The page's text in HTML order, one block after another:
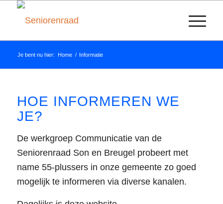
Je bent nu hier: Home / Informatie
HOE INFORMEREN WE
JE?
De werkgroep Communicatie van de
Seniorenraad Son en Breugel probeert met
name 55-plussers in onze gemeente zo goed
mogelijk te informeren via diverse kanalen.